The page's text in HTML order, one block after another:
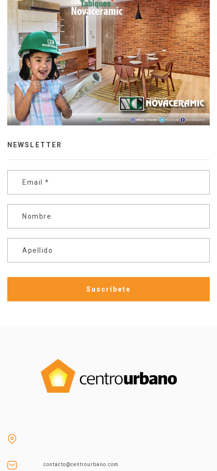
NEWSLETTER
Email *
Nombre
Apellido
contacto@centrourbano.com